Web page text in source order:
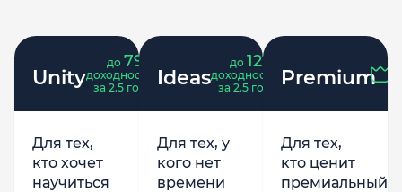
Unity
до 79
доходность
за 2.5 года
Для тех,
кто хочет
научиться
Ideas
до 121
доходность
за 2.5 года
Для тех, у
кого нет
времени
Premium
Для тех,
кто ценит
премиальный